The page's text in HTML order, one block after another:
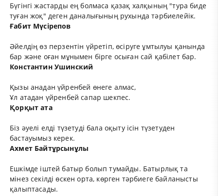
Бүгінгі жастарды ең болмаса қазақ халқының "тура биде
туған жоқ" деген даналығының рухында тәрбиелейік.
Ғабит Мүсірепов
Әйелдің өз перзентін үйретіп, өсіруге ұмтылуы қанында
бар және оған мұнымен бірге осыған сай қабілет бар.
Константин Ушинский
Қызы анадан үйренбей өнеге алмас,
Ұл атадан үйренбей сапар шекпес.
Қорқыт ата
Біз әуелі елді түзетуді бала оқыту ісін түзетуден
бастауымыз керек.
Ахмет Байтұрсынұлы
Ешкімде іштей батыр болып тумайды. Батырлық та
мінез секілді өскен орта, көрген тәрбиеге байланысты
қалыптасады.